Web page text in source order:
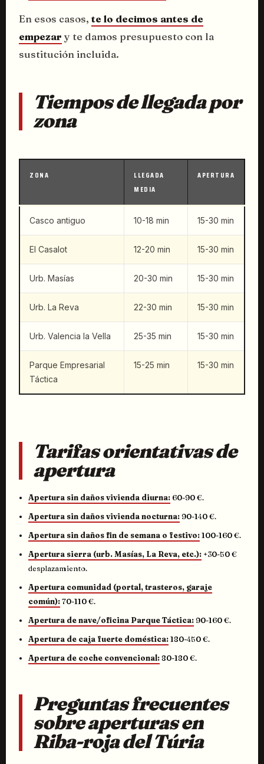
En esos casos, te lo decimos antes de
empezar y te damos presupuesto con la
sustitución incluida.
Tiempos de llegada por
zona
ZONA
LLEGADA
MEDIA
APERTURA
Casco antiguo 10-18 min 15-30 min
El Casalot 12-20 min 15-30 min
Urb. Masías 20-30 min 15-30 min
Urb. La Reva 22-30 min 15-30 min
Urb. Valencia la Vella 25-35 min 15-30 min
Parque Empresarial
Táctica
15-25 min 15-30 min
Tarifas orientativas de
apertura
Apertura sin daños vivienda diurna: 60-90 €.
Apertura sin daños vivienda nocturna:90-140 €.
Apertura sin daños fin de semana o festivo:100-160 €.
Apertura sierra (urb. Masías, La Reva, etc.): +30-50 €
desplazamiento.
Apertura comunidad (portal, trasteros, garaje
común):70-110 €.
Apertura de nave/oficina Parque Táctica:90-160 €.
Apertura de caja fuerte doméstica:180-450 €.
Apertura de coche convencional:80-180 €.
Preguntas frecuentes
sobre aperturas en
Riba-roja del Túria